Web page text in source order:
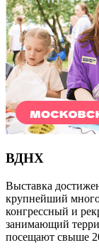
ВДНХ
Выставка
крупнейший
конгрессный и
занимающий
посещают свыше